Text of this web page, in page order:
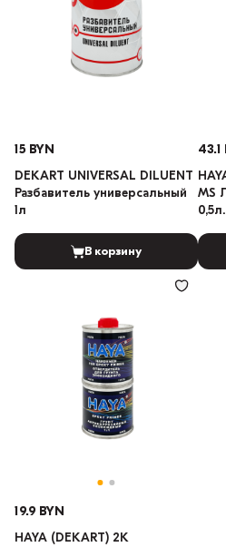
15 BYN
DEKART UNIVERSAL DILUENT
Разбавитель универсальный
1л
В корзину
43.1
MS
0,5л.
19.9 BYN
HAYA (DEKART) 2K